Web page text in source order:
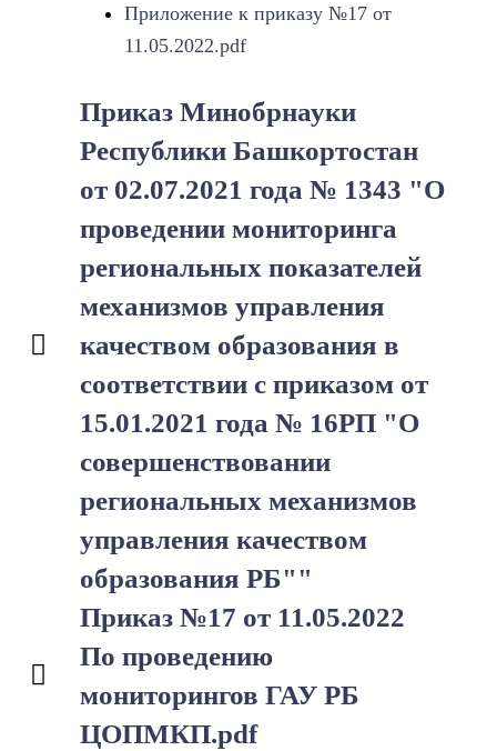
Приложение к приказу №17 от
11.05.2022.pdf
Приказ Минобрнауки
Республики Башкортостан
от 02.07.2021 года № 1343 "О
проведении мониторинга
региональных показателей
механизмов управления
качеством образования в
соответствии с приказом от
15.01.2021 года № 16РП "О
совершенствовании
региональных механизмов
управления качеством
образования РБ""
Приказ №17 от 11.05.2022
По проведению
мониторингов ГАУ РБ
ЦОПМКП.pdf